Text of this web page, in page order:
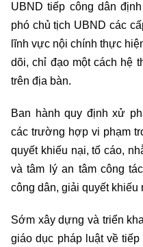
UBND tiếp công dân
phó chủ tịch UBND các
lĩnh vực nội chính thực
dõi, chỉ đạo một cách hệ
trên địa bàn.
Ban hành quy định xử
các trường hợp vi phạm
quyết khiếu nại, tố cáo,
và tâm lý an tâm công
công dân, giải quyết khiếu
Sớm xây dựng và triển
giáo dục pháp luật về